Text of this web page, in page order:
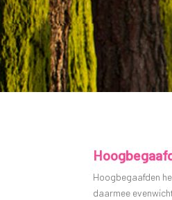
Hoogbegaafden
daarmee